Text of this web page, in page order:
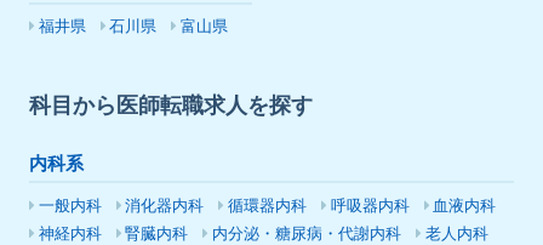
福井県 石川県 富山県
科目から医師転職求人を探す
内科系
一般内科 消化器内科 循環器内科 呼吸器内科
血液内科
神経内科
腎臓内科 内分泌・糖尿病・代謝内科
老人内科